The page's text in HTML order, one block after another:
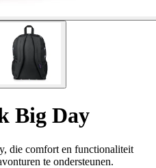
Big Day
die comfort en functionaliteit
te ondersteunen.